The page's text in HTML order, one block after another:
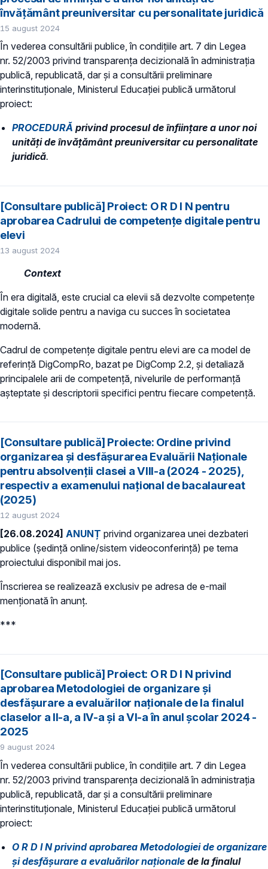
învățământ preuniversitar cu personalitate juridică
15 august 2024
În vederea consultării publice, în condiţiile art. 7 din Legea
nr. 52/2003 privind transparenţa decizională în administraţia
publică, republicată, dar și a consultării preliminare
interinstituționale, Ministerul Educaţiei publică următorul
proiect:
PROCEDURĂ privind procesul de înființare a unor noi
unități de învățământ preuniversitar cu personalitate
juridică.
[Consultare publică] Proiect: O R D I N pentru
aprobarea Cadrului de competențe digitale pentru
elevi
13 august 2024
Context
În era digitală, este crucial ca elevii să dezvolte competențe
digitale solide pentru a naviga cu succes în societatea
modernă.
Cadrul de competențe digitale pentru elevi are ca model de
referință DigCompRo, bazat pe DigComp 2.2, și detaliază
principalele arii de competență, nivelurile de performanță
așteptate și descriptorii specifici pentru fiecare competență.
[Consultare publică] Proiecte: Ordine privind
organizarea şi desfăşurarea Evaluării Naţionale
pentru absolvenţii clasei a VIII-a (2024 - 2025),
respectiv a examenului național de bacalaureat
(2025)
12 august 2024
[26.08.2024] ANUNȚ privind organizarea unei dezbateri
publice (ședință online/sistem videoconferință) pe tema
proiectului disponibil mai jos.
Înscrierea se realizează exclusiv pe adresa de e-mail
menționată în anunț.
***
[Consultare publică] Proiect: O R D I N privind
aprobarea Metodologiei de organizare și
desfășurare a evaluărilor naționale de la finalul
claselor a II-a, a IV-a și a VI-a în anul școlar 2024 -
2025
9 august 2024
În vederea consultării publice, în condiţiile art. 7 din Legea
nr. 52/2003 privind transparenţa decizională în administraţia
publică, republicată, dar și a consultării preliminare
interinstituționale, Ministerul Educaţiei publică următorul
proiect:
O R D I N privind aprobarea Metodologiei de organizare
și desfășurare a evaluărilor naționale de la finalul